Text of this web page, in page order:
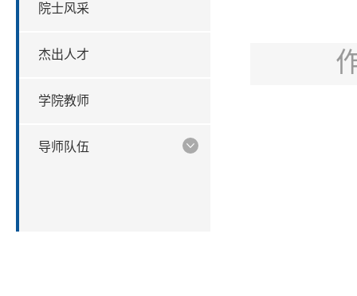
院士风采
杰出人才
学院教师
导师队伍